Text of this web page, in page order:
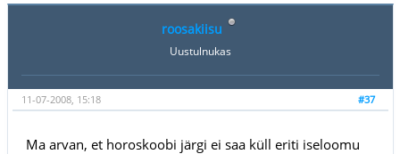
roosakiisu
Uustulnukas
#37
11-07-2008, 15:18
Ma arvan, et horoskoobi järgi ei saa küll eriti iseloomu